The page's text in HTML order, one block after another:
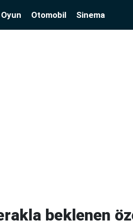
Oyun Otomobil Sinema
beklenen